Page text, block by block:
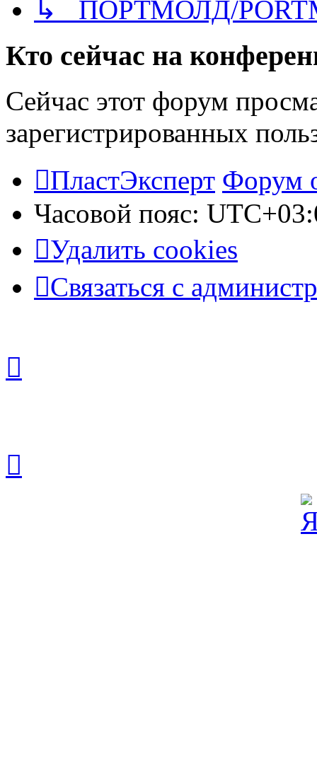
↳ ПОРТМОЛД/
Кто сейчас на
Сейчас этот форум
зарегистрированных
ПластЭксперт Форум
Часовой пояс:
Удалить cookies
Связаться с